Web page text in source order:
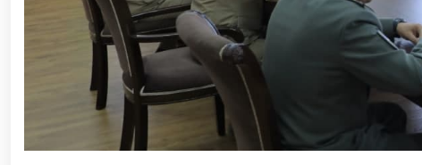
kuni munosabati bilan bayram tabrigi / /
munosabati bilan gvardiyachilar xizmat burchini
devoni hududida bunyod etilgan yodgorlik majmuasi
“O‘zbekiston Respublikasi Qurolli Kuchlari tashkil
muhofaza qilish organlari xodimlaridan bir guruhini
yig‘ilishini o‘tkazdi / / Prezident Shavkat
tanishdi / / Moliya, ilg‘or texnologiyalar, madaniyat
asosida yanada rivojlantiriladi / / Ma'naviy-ma'rifiy
kiritilgan oʻsimlikni noqonuniy ravishda olib